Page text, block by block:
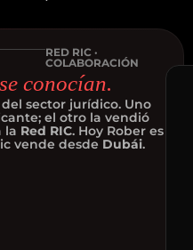
RED RIC ·
COLABORACIÓN
conocían.
sector jurídico. Uno
el otro la vendió
la Red RIC. Hoy Rober es
vende desde Dubái.